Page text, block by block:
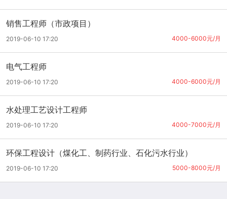
销售工程师（市政项目）
4000-6000元/月
2019-06-10 17:20
电气工程师
4000-6000元/月
2019-06-10 17:20
水处理工艺设计工程师
4000-7000元/月
2019-06-10 17:20
环保工程设计（煤化工、制药行业、石化污水行业）
5000-8000元/月
2019-06-10 17:20